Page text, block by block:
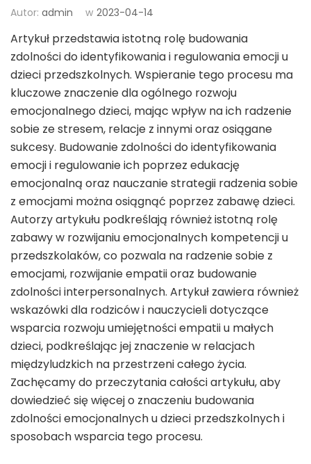
Autor: admin w 2023-04-14
Artykuł przedstawia istotną rolę budowania
zdolności do identyfikowania i regulowania emocji u
dzieci przedszkolnych. Wspieranie tego procesu ma
kluczowe znaczenie dla ogólnego rozwoju
emocjonalnego dzieci, mając wpływ na ich radzenie
sobie ze stresem, relacje z innymi oraz osiągane
sukcesy. Budowanie zdolności do identyfikowania
emocji i regulowanie ich poprzez edukację
emocjonalną oraz nauczanie strategii radzenia sobie
z emocjami można osiągnąć poprzez zabawę dzieci.
Autorzy artykułu podkreślają również istotną rolę
zabawy w rozwijaniu emocjonalnych kompetencji u
przedszkolaków, co pozwala na radzenie sobie z
emocjami, rozwijanie empatii oraz budowanie
zdolności interpersonalnych. Artykuł zawiera również
wskazówki dla rodziców i nauczycieli dotyczące
wsparcia rozwoju umiejętności empatii u małych
dzieci, podkreślając jej znaczenie w relacjach
międzyludzkich na przestrzeni całego życia.
Zachęcamy do przeczytania całości artykułu, aby
dowiedzieć się więcej o znaczeniu budowania
zdolności emocjonalnych u dzieci przedszkolnych i
sposobach wsparcia tego procesu.